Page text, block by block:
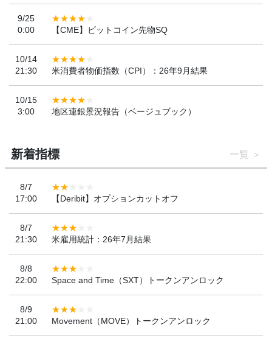
9/25
0:00
【CME】ビットコイン先物SQ
10/14
21:30
米消費者物価指数（CPI）：26年9月結果
10/15
3:00
地区連銀景況報告（ベージュブック）
新着指標 一覧
8/7
17:00
【Deribit】オプションカットオフ
8/7
21:30
米雇用統計：26年7月結果
8/8
22:00
Space and Time（SXT）トークンアンロック
8/9
21:00
Movement（MOVE）トークンアンロック